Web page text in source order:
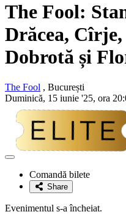
The Fool:
Drăcea,
Dobrotă și
The Fool , București
Duminică, 15 iunie '25, ora
Adaugă
favoriteComandă bilete
Share
Evenimentul s-a încheiat.